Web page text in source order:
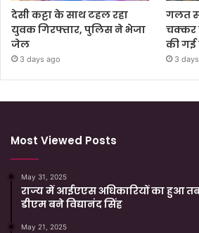
देसी कट्टा के साथ टहल रहा
युवक गिरफ्तार, पुलिस ने भेजा
जेल
3 days ago
गलत
चक्कर
की गई
3
Most Viewed Posts
May 31, 2025
राज्य में आईएएस अधिकारियों का हुआ
डीएम बने विद्यानंद सिंह
May 21, 2025